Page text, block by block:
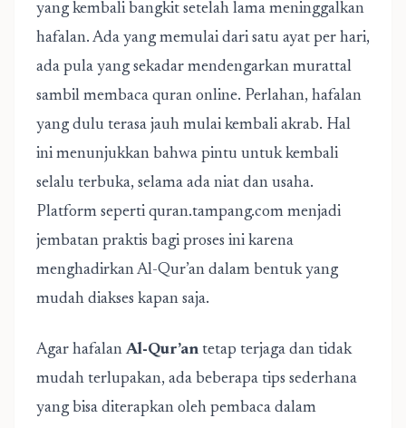
yang kembali bangkit setelah lama meninggalkan
hafalan. Ada yang memulai dari satu ayat per hari,
ada pula yang sekadar mendengarkan murattal
sambil membaca quran online. Perlahan, hafalan
yang dulu terasa jauh mulai kembali akrab. Hal
ini menunjukkan bahwa pintu untuk kembali
selalu terbuka, selama ada niat dan usaha.
Platform seperti quran.tampang.com menjadi
jembatan praktis bagi proses ini karena
menghadirkan Al-Qur’an dalam bentuk yang
mudah diakses kapan saja.
Agar hafalanAl-Qur’an tetap terjaga dan tidak
mudah terlupakan, ada beberapa tips sederhana
yang bisa diterapkan oleh pembaca dalam